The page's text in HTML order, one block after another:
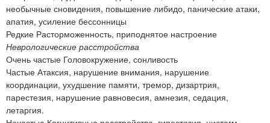
необычные сновидения, повышение либидо, панические атаки,
апатия, усиление бессонницы
Редкие Расторможенность, приподнятое настроение
Неврологические расстройства
Очень частые Головокружение, сонливость
Частые Атаксия, нарушение внимания, нарушение
координации, ухудшение памяти, тремор, дизартрия,
парестезия, нарушение равновесия, амнезия, седация,
летаргия.